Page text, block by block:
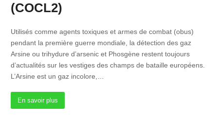
(COCL2)
Utilisés comme agents toxiques et armes de combat (obus)
pendant la première guerre mondiale, la détection des gaz
Arsine ou trihydure d’arsenic et Phosgène restent toujours
d’actualités sur les vestiges des champs de bataille européens.
L’Arsine est un gaz incolore,…
En savoir plus